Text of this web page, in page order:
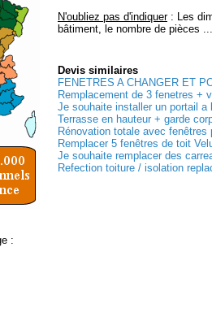
:
N'oubliez pas d'indiquer: Les
bâtiment, le nombre de pièces ...
Devis similaires
FENETRES A CHANGER ET
Remplacement de 3 fenetres +
Je souhaite installer un portail a
Terrasse en hauteur + garde
Rénovation totale avec fenêtres
Remplacer 5 fenêtres de toit
Je souhaite remplacer des
Refection toiture / isolation